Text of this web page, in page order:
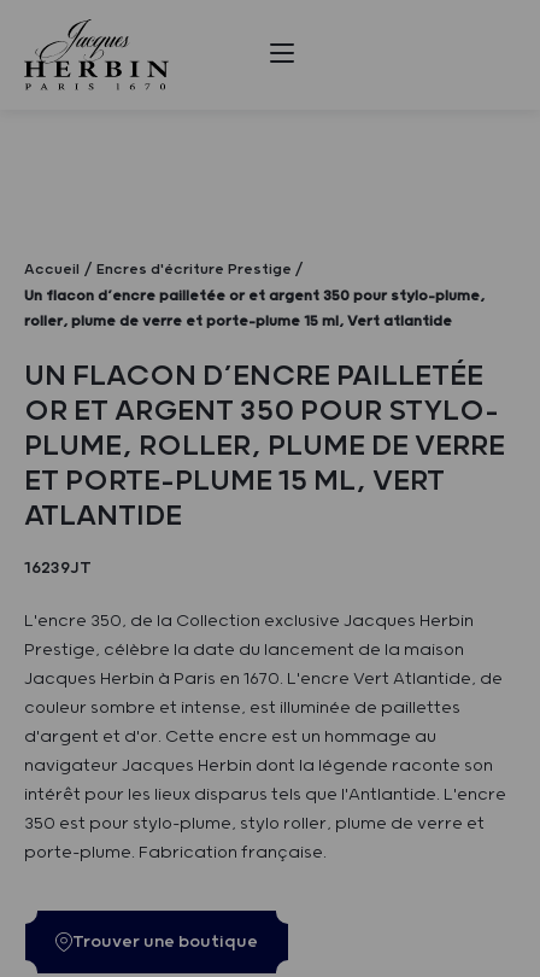
Accueil
Encres d'écriture Prestige
Un flacon d’encre pailletée or et argent 350 pour stylo-plume,
roller, plume de verre et porte-plume 15 ml, Vert atlantide
UN FLACON D’ENCRE PAILLETÉE
OR ET ARGENT 350 POUR STYLO-
PLUME, ROLLER, PLUME DE VERRE
ET PORTE-PLUME 15 ML, VERT
ATLANTIDE
16239JT
L'encre 350, de la Collection exclusive Jacques Herbin
Prestige, célèbre la date du lancement de la maison
Jacques Herbin à Paris en 1670. L'encre Vert Atlantide, de
couleur sombre et intense, est illuminée de paillettes
d'argent et d'or. Cette encre est un hommage au
navigateur Jacques Herbin dont la légende raconte son
intérêt pour les lieux disparus tels que l'Antlantide. L'encre
350 est pour stylo-plume, stylo roller, plume de verre et
porte-plume. Fabrication française.
Trouver une boutique